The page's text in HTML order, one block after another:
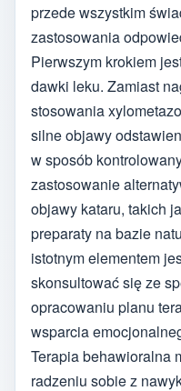
przede wszystkim
zastosowania
Pierwszym krokiem
dawki leku. Zamiast
stosowania
silne objawy
w sposób
zastosowanie
objawy kataru, takich
preparaty na bazie
istotnym elementem
skonsultować się ze
opracowaniu planu
wsparcia
Terapia behawioralna
radzeniu sobie z